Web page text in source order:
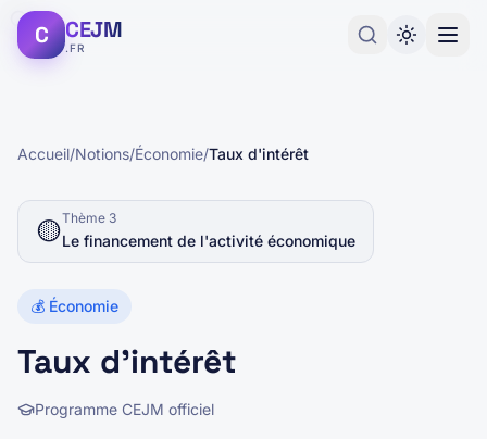
C CEJM
.FR
Accueil/Notions/Économie/Taux d'intérêt
🟡Thème 3
Le financement de l'activité économique
💰 Économie
Taux d'intérêt
Programme CEJM officiel